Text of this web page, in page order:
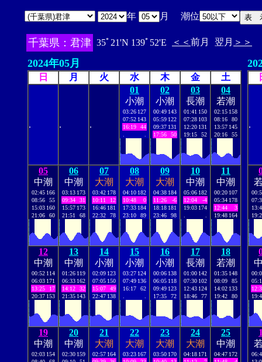
年 月 潮位
千葉県：君津 35ﾟ21'N 139ﾟ52'E ＜＜ 前月 翌月 ＞＞
2024年05月
日 月 火 水 木 金 土
. . .
01
小潮
03:26 127
07:52 143
16:19
44
02
小潮
00:49 143
05:59 122
09:37 131
17:56
50
03
長潮
01:41 150
07:28 103
12:20 131
19:15
52
04
若潮
02:15 158
08:16
80
13:57 145
20:16
55
05
中潮
02:45 166
08:56
55
15:03 160
21:06
60
06
中潮
03:13 173
09:34
31
15:57 173
21:51
68
07
大潮
03:42 178
10:11
12
16:46 181
22:32
78
08
大潮
04:10 182
10:48
0
17:33 184
23:10
89
09
大潮
04:38 184
11:26
-6
18:18 181
23:46
98
10
中潮
05:06 182
12:04
-4
19:03 174
11
中潮
00:20 107
05:34 178
12:44
3
19:48 164
12
中潮
00:52 114
06:03 171
13:25
17
20:37 153
13
中潮
01:26 119
06:33 162
14:12
32
21:35 143
14
小潮
02:09 123
07:05 150
15:07
49
22:47 138
15
小潮
03:27 124
07:49 136
16:17
62
16
小潮
00:06 138
06:05 118
09:49 123
17:35
72
17
長潮
01:00 142
07:30 102
12:43 124
18:46
77
18
若潮
01:35 148
08:09
85
14:02 133
19:42
80
19
中潮
02:03 154
20
中潮
02:30 159
21
大潮
02:57 164
22
大潮
03:23 167
23
大潮
03:50 170
24
大潮
04:18 171
25
中潮
04:47 172
.